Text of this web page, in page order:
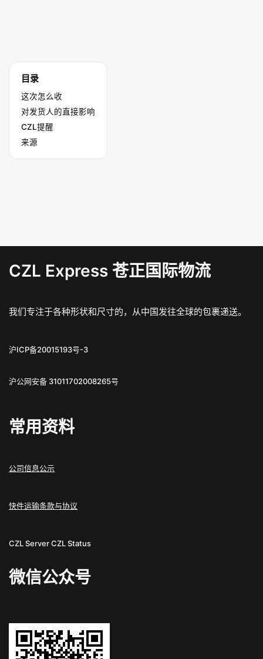
目录
这次怎么收
对发货人的直接影响
CZL提醒
来源
CZL Express 苍正国际物流
我们专注于各种形状和尺寸的，从中国发往全球的包裹递送。
沪ICP备20015193号-3
沪公网安备 31011702008265号
常用资料
公司信息公示
快件运输条款与协议
CZL ServerCZL Status
微信公众号